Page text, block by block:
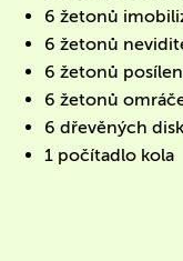
6 žetonů
6 žetonů
6 žetonů
6 žetonů
6 dřevěných
1 počítadlo kola